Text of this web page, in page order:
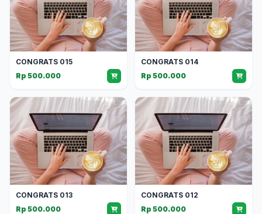
CONGRATS 015
Rp 500.000
CONGRATS 014
Rp 500.000
CONGRATS 013
Rp 500.000
CONGRATS 012
Rp 500.000